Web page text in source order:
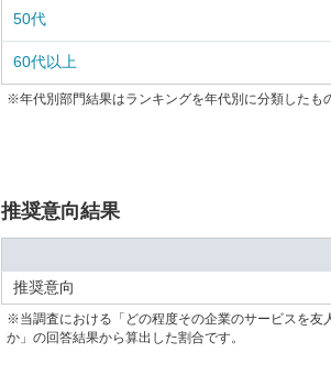
50代
60代以上
※年代別部門結果はランキングを年代別に分類したも
推奨意向結果
推奨意向
※当調査における「どの程度その企業のサービスを友
か」の回答結果から算出した割合です。